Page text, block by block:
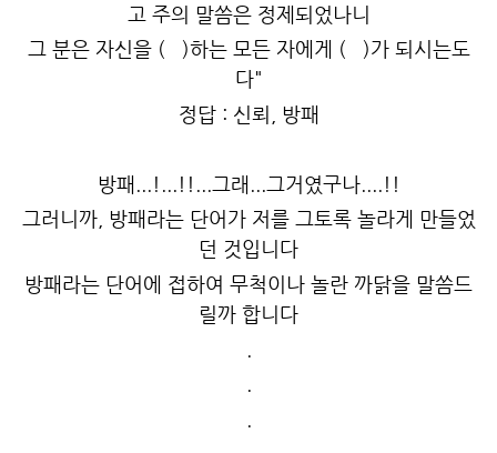
고 주의 말씀은 정제되었나니
그 분은 자신을 ( )하는 모든 자에게 ( )가 되시는도
다"
정답 : 신뢰, 방패
방패...!...!!...그래...그거였구나....!!
그러니까, 방패라는 단어가 저를 그토록 놀라게 만들었
던 것입니다
방패라는 단어에 접하여 무척이나 놀란 까닭을 말씀드
릴까 합니다